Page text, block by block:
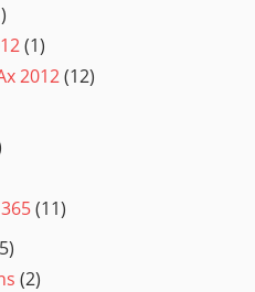
(1)
2012(12)
(11)
(2)